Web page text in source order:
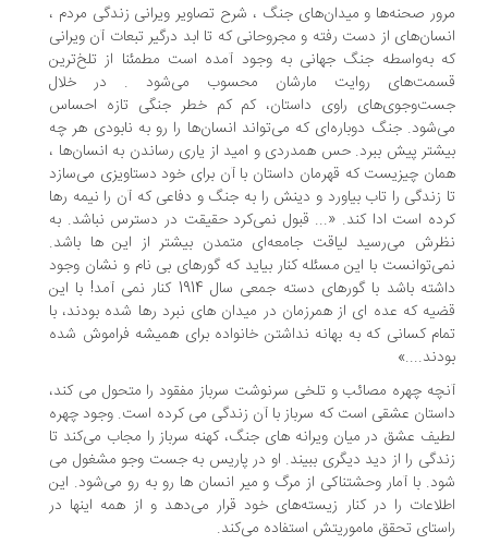
صحنه‌ها و میدان‌های جنگ ، شرح تصاویر ویرانی زندگی مردم ،
از دست رفته و مجروحانی که تا ابد درگیر تبعات آن ویرانی
به‌واسطه جنگ جهانی به وجود آمده است مطمئنا از تلخ‌ترین
روایت مارشان محسوب می‌شود . در خلال
راوی داستان، کم کم خطر جنگی تازه احساس
جنگ دوباره‌ای که می‌تواند انسان‌ها را رو به نابودی هر چه
پیش ببرد. حس همدردی و امید از یاری رساندن به انسان‌ها ،
چیزیست که قهرمان داستان با آن برای خود دستاویزی می‌سازد
زندگی را تاب بیاورد و دینش را به جنگ و دفاعی که آن را نیمه رها
است ادا کند. «... قبول نمی‌کرد حقیقت در دسترس نباشد. به
می‌رسید لیاقت جامعه‌ای متمدن بیشتر از این ها باشد.
با این مسئله کنار بیاید که گورهای بی نام و نشان وجود
داشته باشد با گورهای دسته جمعی سال 1914 کنار نمی آمد! با این
که عده ای از همرزمان در میدان های نبرد رها شده بودند، با
کسانی که به بهانه نداشتن خانواده برای همیشه فراموش شده
چهره مصائب و تلخی سرنوشت سرباز مفقود را متحول می کند،
عشقی است که سرباز با آن زندگی می کرده است. وجود چهره
عشق در میان ویرانه های جنگ، کهنه سرباز را مجاب می‌کند تا
را از دید دیگری ببیند. او در پاریس به جست وجو مشغول می
با آمار وحشتناکی از مرگ و میر انسان ها رو به رو می‌شود. این
را در کنار زیسته‌های خود قرار می‌دهد و از همه اینها در
تحقق ماموریتش استفاده می‌کند.